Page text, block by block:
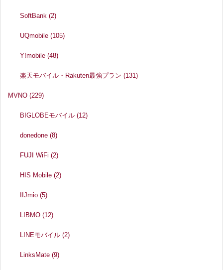
SoftBank(2)
UQmobile(105)
Y!mobile(48)
楽天モバイル・Rakuten最強プラン(131)
MVNO (229)
BIGLOBEモバイル(12)
donedone(8)
FUJI WiFi(2)
HIS Mobile(2)
IIJmio(5)
LIBMO(12)
LINEモバイル(2)
LinksMate(9)